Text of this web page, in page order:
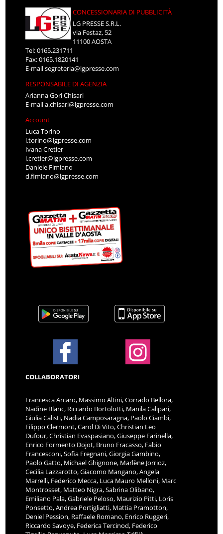
CONCESSIONARIA DI PUBBLICITÀ
LG PRESSE S.R.L.
via Festaz, 52
11100 AOSTA
Tel: 0165.231711
Fax: 0165.1820141
E-mailsegreteria@lgpresse.com
RESPONSABILE DI AGENZIA
Arianna Gori Chisari
E-maila.chisari@lgpresse.com
Account
Luca Torino
l.torino@lgpresse.com
Ivana Cretier
i.cretier@lgpresse.com
Daniele Fimiano
d.fimiano@lgpresse.com
COLLABORATORI
Francesca Arcaro, Massimo Altini, Corrado Bellora,
Nadine Blanc, Riccardo Bortolotti, Manila Calipari,
Giulia Calisti, Nadia Camposaragna, Paolo Ciambi,
Filippo Clermont, Carol Di Vito, Christian Leo
Dufour, Christian Evaspasiano, Giuseppe Farinella,
Enrico Formento Dojot, Bruno Fracasso, Fabio
Francesconi, Sofia Fregnani, Giorgia Gambino,
Paolo Gatto, Michael Ghignone, Marlène Jorrioz,
Cecilia Lazzarotto, Giacomo Mangano, Angela
Marrelli, Federico Mecca, Luca Mauro Melloni, Marc
Montrosset, Matteo Nigra, Sabrina Olibano,
Emiliano Pala, Gabriele Peloso, Maurizio Pitti, Loris
Ponsetto, Andrea Portigliatti, Mattia Pramotton,
Deniel Pession, Raffaele Romano, Enrico Ruggeri,
Riccardo Savoye, Federica Tercinod, Federico